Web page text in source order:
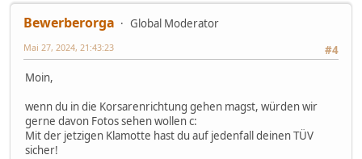
Bewerberorga
Global Moderator
#4
Mai 27, 2024, 21:43:23
Moin,
wenn du in die Korsarenrichtung gehen magst, würden wir
gerne davon Fotos sehen wollen c:
Mit der jetzigen Klamotte hast du auf jedenfall deinen TÜV
sicher!